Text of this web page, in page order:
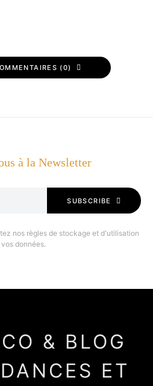
(0)
à la Newsletter
SUBSCRIBE
nos règles de stockage et d'utilisation
données.